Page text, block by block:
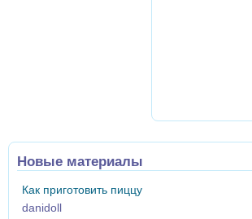
Новые материалы
Как приготовить пиццу
danidoll